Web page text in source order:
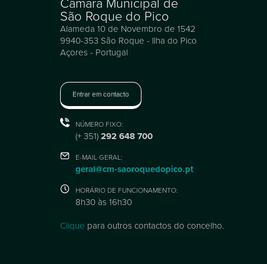
Câmara Municipal de
São Roque do Pico
Alameda 10 de Novembro de 1542
9940-353 São Roque - Ilha do Pico
Açores - Portugal
Entrar em contacto
NÚMERO FIXO:
(+ 351) 292 648 700
E-MAIL GERAL:
geral@cm-saoroquedopico.pt
HORÁRIO DE FUNCIONAMENTO:
8h30 às 16h30
Clique para outros contactos do concelho.